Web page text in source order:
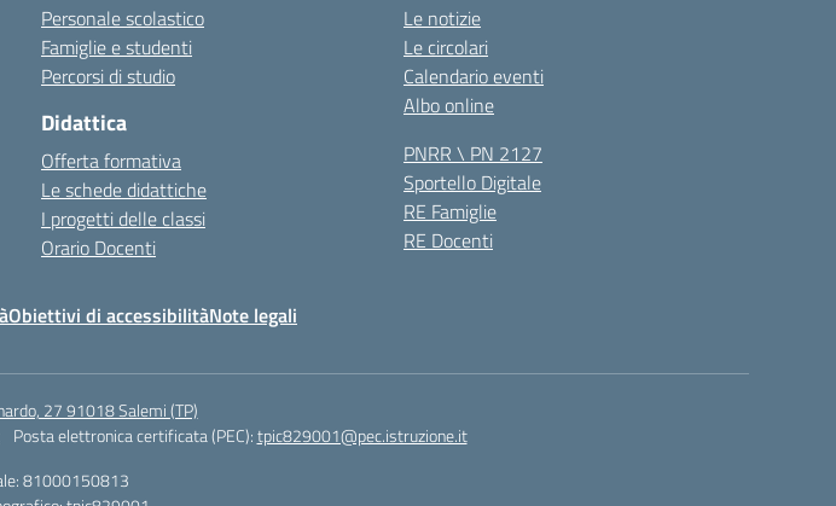
Personale scolastico
Famiglie e studenti
Percorsi di studio
Didattica
Offerta formativa
Le schede didattiche
I progetti delle classi
Orario Docenti
Le notizie
Le circolari
Calendario eventi
Albo online
PNRR \ PN 2127
Sportello Digitale
RE Famiglie
RE Docenti
Obiettivi di accessibilitàNote legali
27 91018 Salemi (TP)
Posta elettronica certificata (PEC):tpic829001@pec.istruzione.it
81000150813